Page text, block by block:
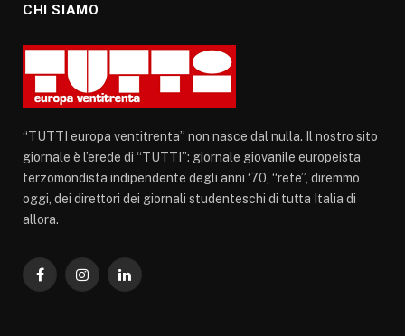
CHI SIAMO
“TUTTI europa ventitrenta” non nasce dal nulla. Il nostro sito
giornale è l’erede di “TUTTI”: giornale giovanile europeista
terzomondista indipendente degli anni ‘70, “rete”, diremmo
oggi, dei direttori dei giornali studenteschi di tutta Italia di
allora.
FacebookInstagramLinkedIn